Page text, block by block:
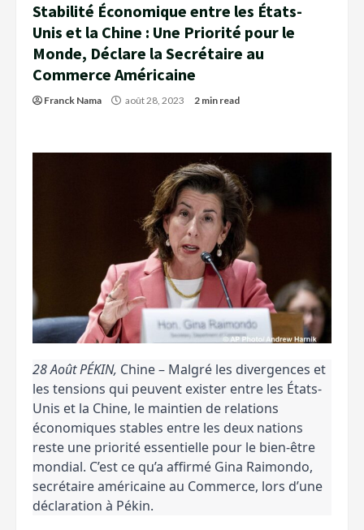
Stabilité Économique entre les États-
Unis et la Chine : Une Priorité pour le
Monde, Déclare la Secrétaire au
Commerce Américaine
Franck Nama août 28, 2023 2 min read
28 Août PÉKIN, Chine – Malgré les divergences et
les tensions qui peuvent exister entre les États-
Unis et la Chine, le maintien de relations
économiques stables entre les deux nations
reste une priorité essentielle pour le bien-être
mondial. C’est ce qu’a affirmé Gina Raimondo,
secrétaire américaine au Commerce, lors d’une
déclaration à Pékin.